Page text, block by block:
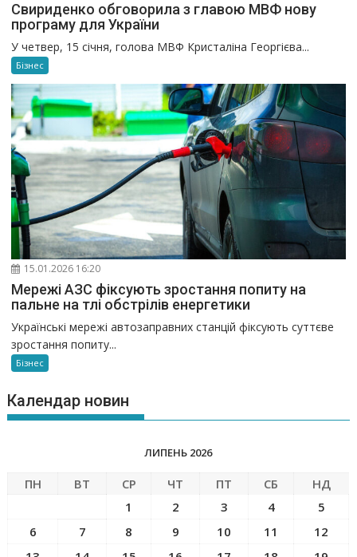
Свириденко обговорила з главою МВФ нову
програму для України
У четвер, 15 січня, голова МВФ Кристаліна Георгієва...
Бізнес
15.01.2026 16:20
Мережі АЗС фіксують зростання попиту на
пальне на тлі обстрілів енергетики
Українські мережі автозаправних станцій фіксують суттєве
зростання попиту...
Бізнес
Календар новин
ЛИПЕНЬ 2026
ПН ВТ СР ЧТ ПТ СБ
НД
1
2 3 4
5
6
7 8 9 10 11
12